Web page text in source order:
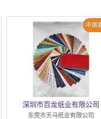
中国
深圳市百龙纸业有限公司
东莞市天马纸业有限公司